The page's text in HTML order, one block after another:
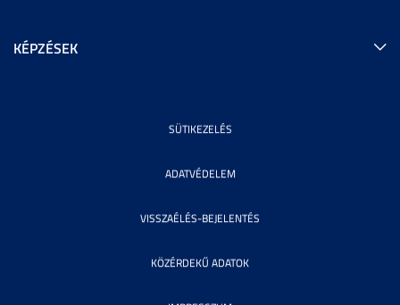
KÉPZÉSEK
SÜTIKEZELÉS
ADATVÉDELEM
VISSZAÉLÉS-BEJELENTÉS
KÖZÉRDEKŰ ADATOK